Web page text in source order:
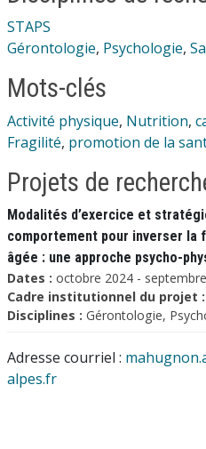
STAPS
Gérontologie, Psychologie,
Mots-clés
Activité physique, Nutrition,
Fragilité, promotion de la
Projets de
Modalités d’exercice et
comportement pour inverser la
âgée : une approche psycho-
Dates : octobre 2024 -
Cadre institutionnel du projet :
Disciplines : Gérontologie,
Adresse courriel :
alpes.fr